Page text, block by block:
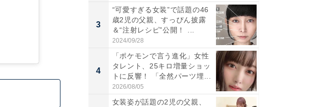
3
“可愛すぎる女装”で話題の46
歳2児の父親、すっぴん披露
＆“注射レシピ”公開！ ...
2024/09/28
4
「ポケモンで言う進化」女性
タレント、25キロ増量ショッ
トに反響！ 「全然パーツ埋...
2026/08/05
女装姿が話題の2児の父親、